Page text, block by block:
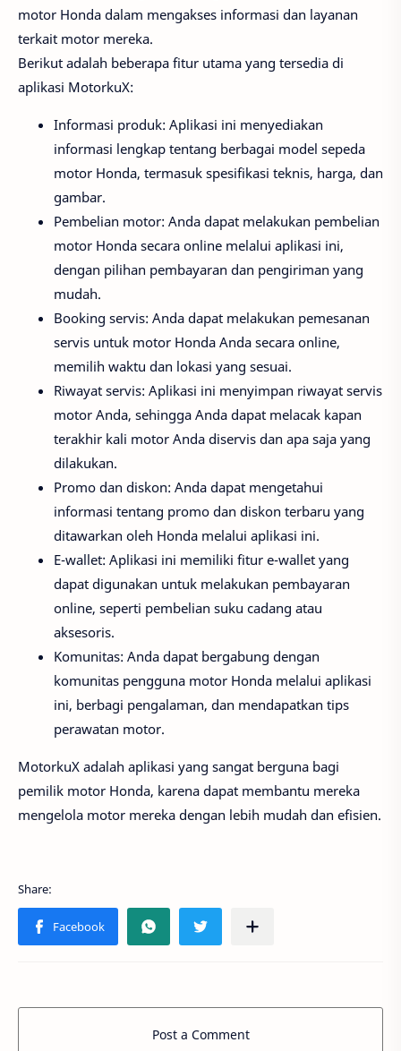
motor Honda dalam mengakses informasi dan layanan
terkait motor mereka.
Berikut adalah beberapa fitur utama yang tersedia di
aplikasi MotorkuX:
Informasi produk: Aplikasi ini menyediakan
informasi lengkap tentang berbagai model sepeda
motor Honda, termasuk spesifikasi teknis, harga, dan
gambar.
Pembelian motor: Anda dapat melakukan pembelian
motor Honda secara online melalui aplikasi ini,
dengan pilihan pembayaran dan pengiriman yang
mudah.
Booking servis: Anda dapat melakukan pemesanan
servis untuk motor Honda Anda secara online,
memilih waktu dan lokasi yang sesuai.
Riwayat servis: Aplikasi ini menyimpan riwayat servis
motor Anda, sehingga Anda dapat melacak kapan
terakhir kali motor Anda diservis dan apa saja yang
dilakukan.
Promo dan diskon: Anda dapat mengetahui
informasi tentang promo dan diskon terbaru yang
ditawarkan oleh Honda melalui aplikasi ini.
E-wallet: Aplikasi ini memiliki fitur e-wallet yang
dapat digunakan untuk melakukan pembayaran
online, seperti pembelian suku cadang atau
aksesoris.
Komunitas: Anda dapat bergabung dengan
komunitas pengguna motor Honda melalui aplikasi
ini, berbagi pengalaman, dan mendapatkan tips
perawatan motor.
MotorkuX adalah aplikasi yang sangat berguna bagi
pemilik motor Honda, karena dapat membantu mereka
mengelola motor mereka dengan lebih mudah dan efisien.
Post a Comment